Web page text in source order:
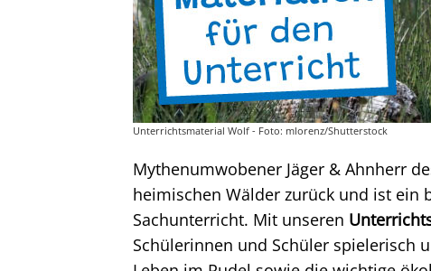
Unterrichtsmaterial Wolf - Foto: mlorenz/Shutterstock
Mythenumwobener Jäger & Ahnherr
heimischen Wälder zurück und ist ein
Sachunterricht. Mit unseren
Schülerinnen und Schüler spielerisch